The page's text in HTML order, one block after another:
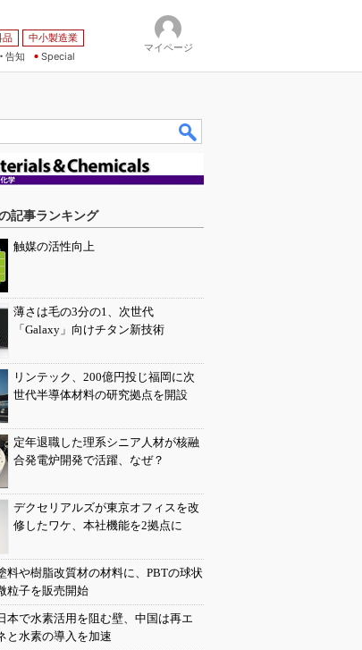
品
中小製造業
告知 Special
マイページ
記事ランキング
触媒の活性向上
薄さは毛の3分の1、次世代
「Galaxy」向けチタン新技術
リンテック、200億円投じ福岡に次
世代半導体材料の研究拠点を開設
定年退職した理系シニア人材が核融
合発電炉開発で活躍、なぜ？
デクセリアルズが東京オフィスを改
修したワケ、本社機能を2拠点に
料や樹脂改質材の材料に、PBTの球状
粒子を販売開始
本で水素活用を阻む壁、中国は再エ
と水素の導入を加速